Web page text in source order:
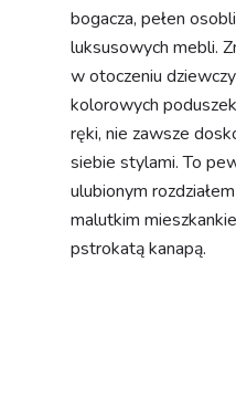
bogacza, pełen
luksusowych mebli.
w otoczeniu
kolorowych
ręki, nie zawsze
siebie stylami. To
ulubionym
malutkim
pstrokatą kanapą.